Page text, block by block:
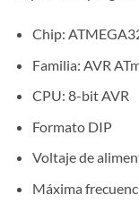
Chip:
Familia: AVR
CPU: 8-bit AVR
Formato DIP
Voltaje de
Máxima